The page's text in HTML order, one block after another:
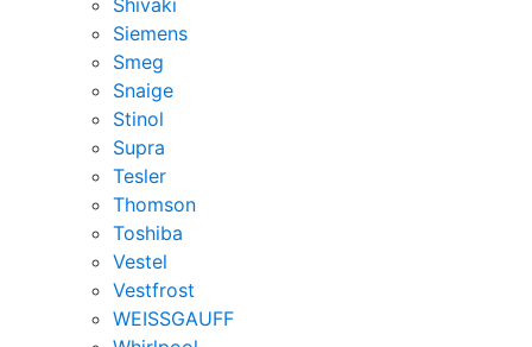
Shivaki
Siemens
Smeg
Snaige
Stinol
Supra
Tesler
Thomson
Toshiba
Vestel
Vestfrost
WEISSGAUFF